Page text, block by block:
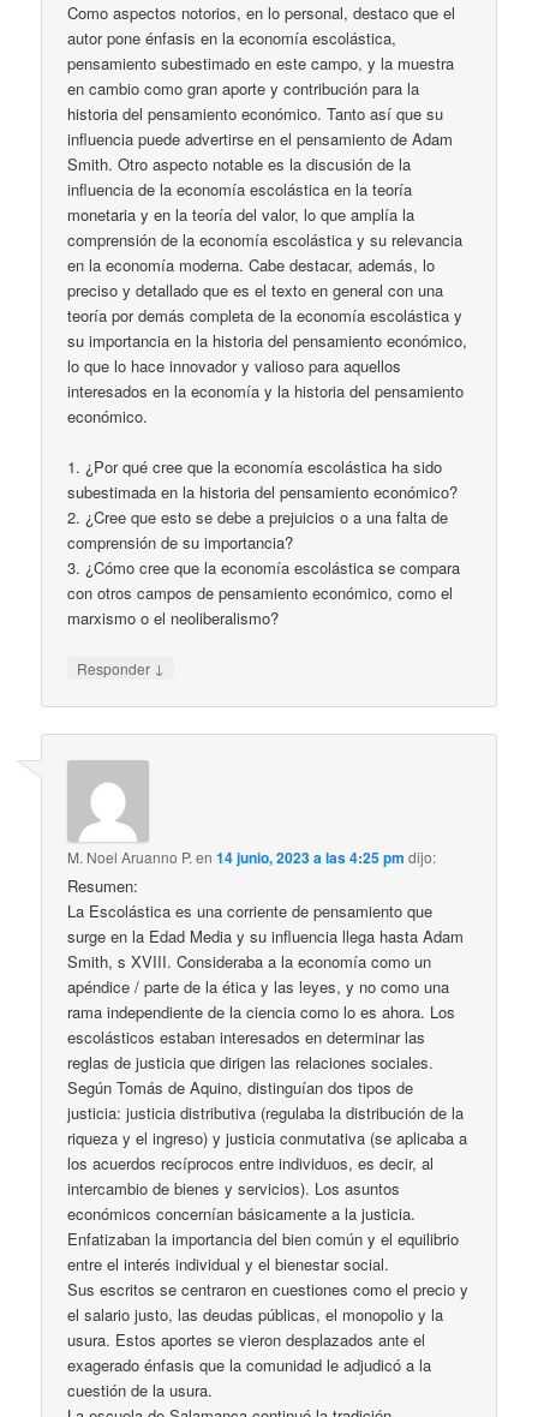
Como aspectos notorios, en lo personal, destaco que el
autor pone énfasis en la economía escolástica,
pensamiento subestimado en este campo, y la muestra
en cambio como gran aporte y contribución para la
historia del pensamiento económico. Tanto así que su
influencia puede advertirse en el pensamiento de Adam
Smith. Otro aspecto notable es la discusión de la
influencia de la economía escolástica en la teoría
monetaria y en la teoría del valor, lo que amplía la
comprensión de la economía escolástica y su relevancia
en la economía moderna. Cabe destacar, además, lo
preciso y detallado que es el texto en general con una
teoría por demás completa de la economía escolástica y
su importancia en la historia del pensamiento económico,
lo que lo hace innovador y valioso para aquellos
interesados en la economía y la historia del pensamiento
económico.
1. ¿Por qué cree que la economía escolástica ha sido
subestimada en la historia del pensamiento económico?
2. ¿Cree que esto se debe a prejuicios o a una falta de
comprensión de su importancia?
3. ¿Cómo cree que la economía escolástica se compara
con otros campos de pensamiento económico, como el
marxismo o el neoliberalismo?
Responder ↓
M. Noel Aruanno P. en14 junio, 2023 a las 4:25 pm dijo:
Resumen:
La Escolástica es una corriente de pensamiento que
surge en la Edad Media y su influencia llega hasta Adam
Smith, s XVIII. Consideraba a la economía como un
apéndice / parte de la ética y las leyes, y no como una
rama independiente de la ciencia como lo es ahora. Los
escolásticos estaban interesados en determinar las
reglas de justicia que dirigen las relaciones sociales.
Según Tomás de Aquino, distinguían dos tipos de
justicia: justicia distributiva (regulaba la distribución de la
riqueza y el ingreso) y justicia conmutativa (se aplicaba a
los acuerdos recíprocos entre individuos, es decir, al
intercambio de bienes y servicios). Los asuntos
económicos concernían básicamente a la justicia.
Enfatizaban la importancia del bien común y el equilibrio
entre el interés individual y el bienestar social.
Sus escritos se centraron en cuestiones como el precio y
el salario justo, las deudas públicas, el monopolio y la
usura. Estos aportes se vieron desplazados ante el
exagerado énfasis que la comunidad le adjudicó a la
cuestión de la usura.